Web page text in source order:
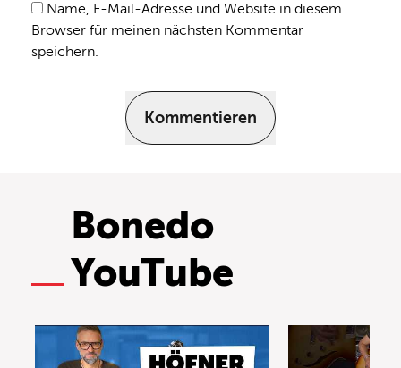
Name, E-Mail-Adresse und Website in diesem
Browser für meinen nächsten Kommentar
speichern.
Kommentieren
Bonedo
YouTube